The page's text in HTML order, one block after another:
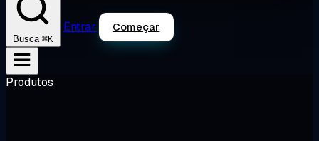
Busca ⌘K
Entrar Começar
Produtos